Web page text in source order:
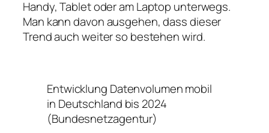
Handy, Tablet oder am Laptop unterwegs.
Man kann davon ausgehen, dass dieser
Trend auch weiter so bestehen wird.
Entwicklung Datenvolumen mobil
in Deutschland bis 2024
(Bundesnetzagentur)